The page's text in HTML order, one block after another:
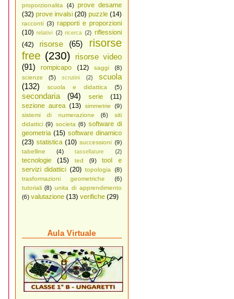
proporzionalita
(4) prove desame
(32) prove invalsi (20) puzzle (14)
racconti (3) rapporti e proporzioni
(10) relativi (2) ricerca (2) riflessioni
(42)
risorse (65)
risorse
free (230) risorse video
(91)
rompicapo (12) saggi
(8)
scienze
(5) scrutini (2)
scuola
(132)
scuola e didattica (5)
secondaria (94) serie
(11)
sezione aurea (13) simmetrie
(9)
sistemi di numerazione
(6)
siti
didattici (9) societa (6) software di
geometria (15) software dinamico
(23) statistica (10) successioni (9)
tabelline
(4) tassellature (2)
tecnologie (15) ted (9)
tool e
servizi didattici (20) topologia
(8)
trasformazioni geometriche
(6)
tutoriali (8) unita di apprendimento
(6) valutazione (13) verifiche (29)
Aula Virtuale